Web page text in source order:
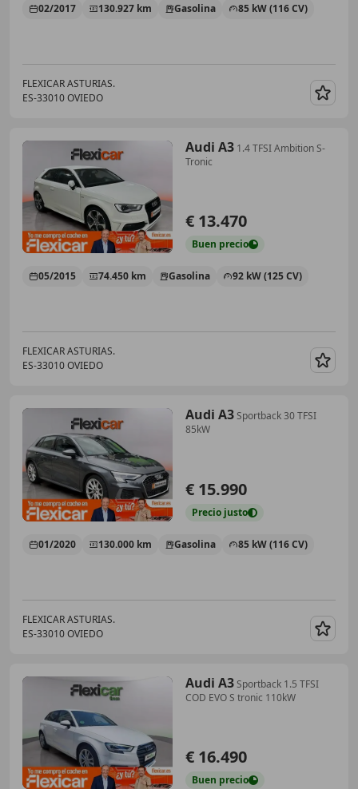
02/2017 130.927 km Gasolina 85 kW (116 CV)
FLEXICAR ASTURIAS.
ES-33010 OVIEDO
Audi A3 1.4 TFSI Ambition S-
Tronic
€ 13.470
Buen precio
05/2015 74.450 km Gasolina 92 kW (125 CV)
FLEXICAR ASTURIAS.
ES-33010 OVIEDO
Audi A3Sportback 30 TFSI
85kW
€ 15.990
Precio justo
01/2020 130.000 km Gasolina 85 kW (116 CV)
FLEXICAR ASTURIAS.
ES-33010 OVIEDO
Audi A3Sportback 1.5 TFSI
COD EVO S tronic 110kW
€ 16.490
Buen precio